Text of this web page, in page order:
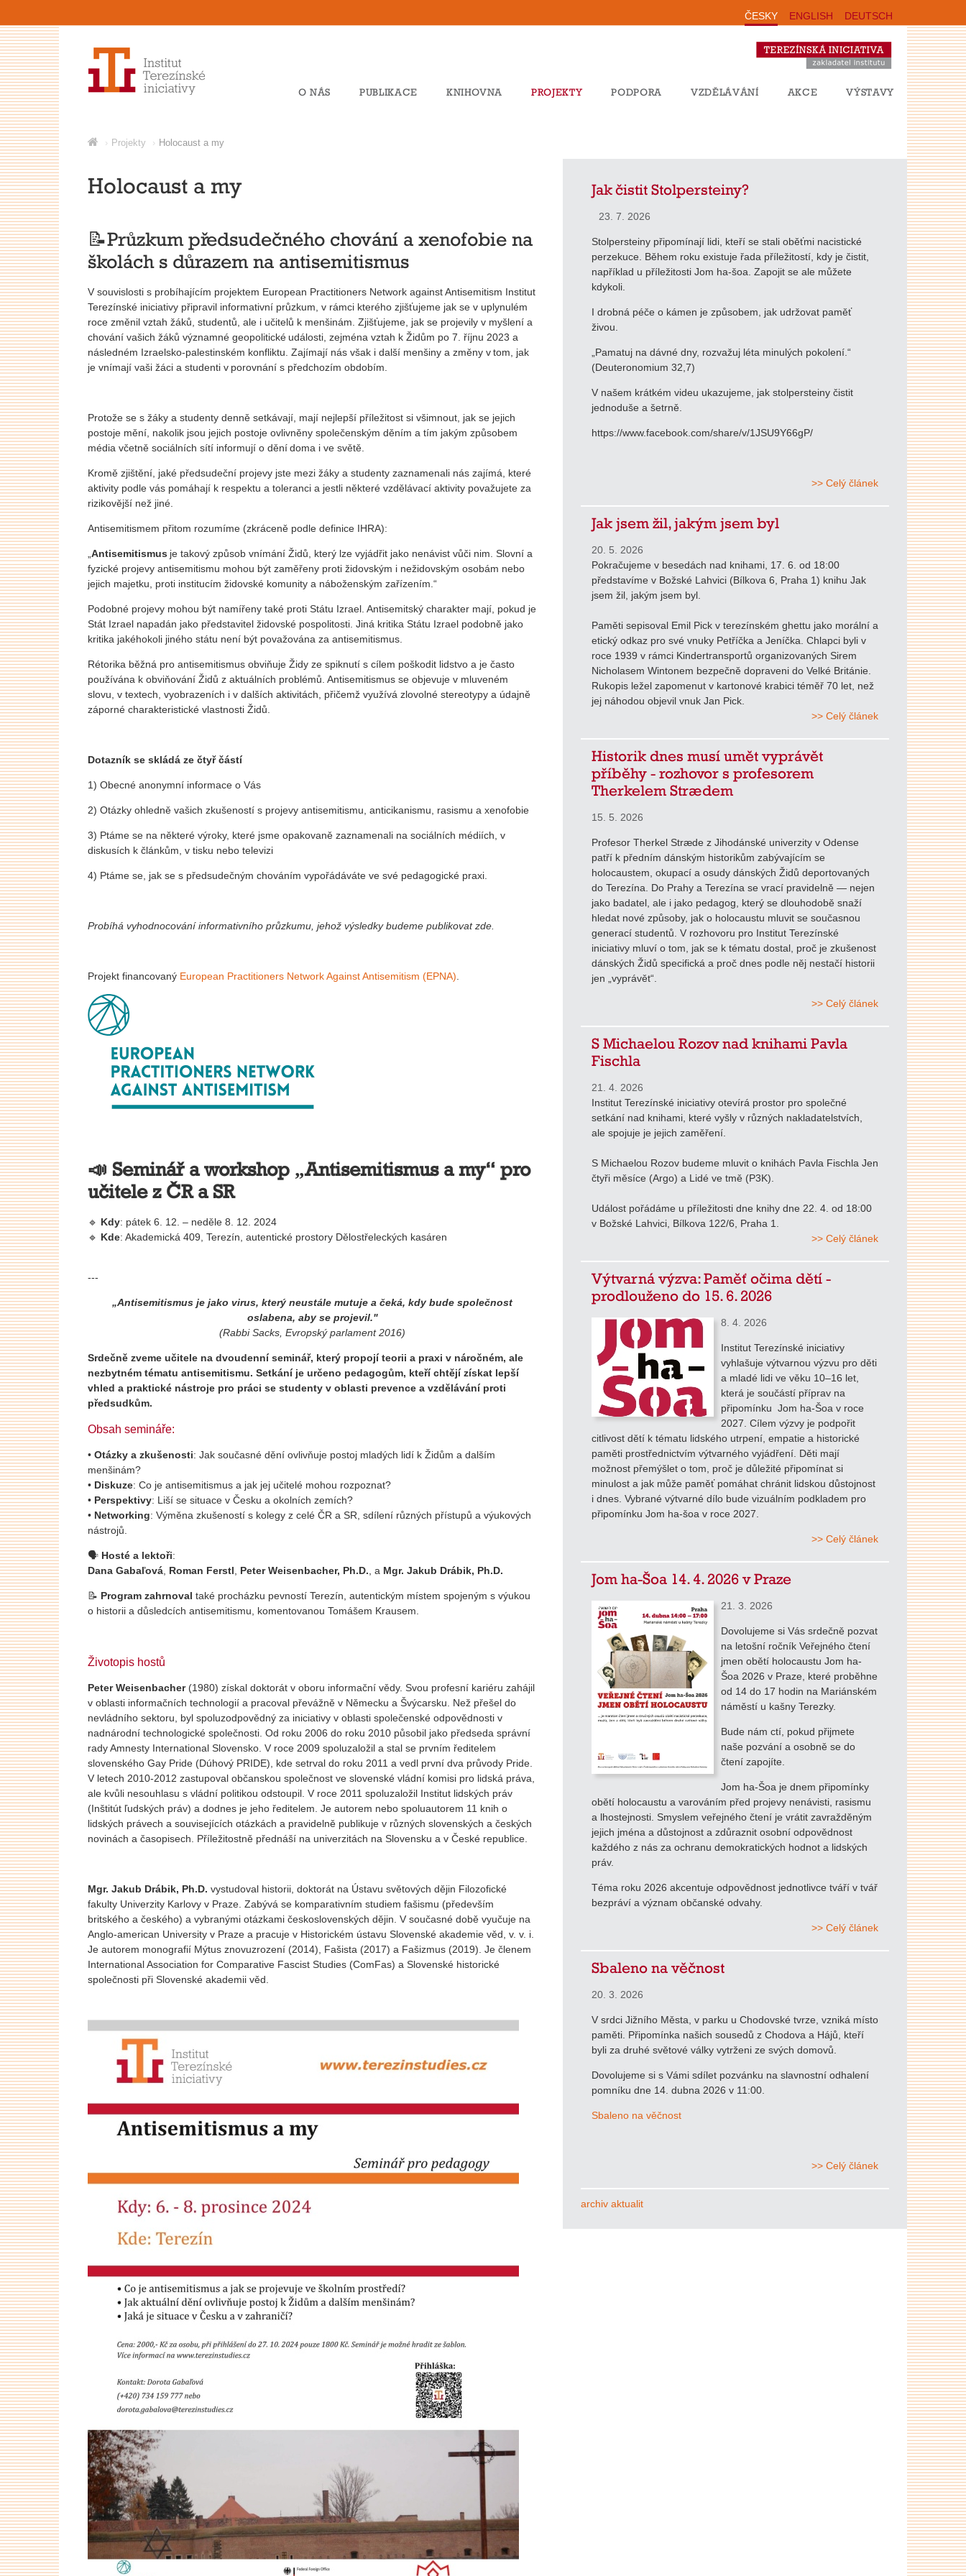
O NÁS PUBLIKACE KNIHOVNA PROJEKTY PODPORA VZDĚLÁVÁNÍ AKCE VÝSTAVY
ČESKY ENGLISH DEUTSCH
Projekty Holocaust a my
Holocaust a my
📝Průzkum předsudečného chování a xenofobie na
školách s důrazem na antisemitismus
V souvislosti s probíhajícím projektem European Practitioners Network against Antisemitism Institut
Terezínské iniciativy připravil informativní průzkum, v rámci kterého zjišťujeme jak se v uplynulém
roce změnil vztah žáků, studentů, ale i učitelů k menšinám. Zjišťujeme, jak se projevily v myšlení a
chování vašich žáků významné geopolitické události, zejména vztah k Židům po 7. říjnu 2023 a
následném Izraelsko-palestinském konfliktu. Zajímají nás však i další menšiny a změny v tom, jak
je vnímají vaši žáci a studenti v porovnání s předchozím obdobím.
Protože se s žáky a studenty denně setkávají, mají nejlepší příležitost si všimnout, jak se jejich
postoje mění, nakolik jsou jejich postoje ovlivněny společenským děním a tím jakým způsobem
média včetně sociálních sítí informují o dění doma i ve světě.
Kromě zjištění, jaké předsudeční projevy jste mezi žáky a studenty zaznamenali nás zajímá, které
aktivity podle vás pomáhají k respektu a toleranci a jestli některé vzdělávací aktivity považujete za
rizikovější než jiné.
Antisemitismem přitom rozumíme (zkráceně podle definice IHRA):
Antisemitismus je takový způsob vnímání Židů, který lze vyjádřit jako nenávist vůči nim. Slovní a
fyzické projevy antisemitismu mohou být zaměřeny proti židovským i nežidovským osobám nebo
jejich majetku, proti institucím židovské komunity a náboženským zařízením.“
Podobné projevy mohou být namířeny také proti Státu Izrael. Antisemitský charakter mají, pokud je
Stát Izrael napadán jako představitel židovské pospolitosti. Jiná kritika Státu Izrael podobně jako
kritika jakéhokoli jiného státu není být považována za antisemitismus.
Rétorika běžná pro antisemitismus obviňuje Židy ze spiknutí s cílem poškodit lidstvo a je často
používána k obviňování Židů z aktuálních problémů. Antisemitismus se objevuje v mluveném
slovu, v textech, vyobrazeních i v dalších aktivitách, přičemž využívá zlovolné stereotypy a údajně
záporné charakteristické vlastnosti Židů.
Dotazník se skládá ze čtyř částí
1) Obecné anonymní informace o Vás
2) Otázky ohledně vašich zkušeností s projevy antisemitismu, anticikanismu, rasismu a xenofobie
3) Ptáme se na některé výroky, které jsme opakovaně zaznamenali na sociálních médiích, v
diskusích k článkům, v tisku nebo televizi
4) Ptáme se, jak se s předsudečným chováním vypořádáváte ve své pedagogické praxi.
Probíhá vyhodnocování informativního průzkumu, jehož výsledky budeme publikovat zde.
Projekt financovaný European Practitioners Network Against Antisemitism (EPNA)
📣 Seminář a workshop „Antisemitismus a my“ pro
učitele z ČR a SR
🔹 Kdy: pátek 6. 12. – neděle 8. 12. 2024
🔹 Kde: Akademická 409, Terezín, autentické prostory Dělostřeleckých kasáren
---
„Antisemitismus je jako virus, který neustále mutuje a čeká, kdy bude společnost
oslabena, aby se projevil."
(Rabbi Sacks, Evropský parlament 2016)
Srdečně zveme učitele na dvoudenní seminář, který propojí teorii a praxi v náročném, ale
nezbytném tématu antisemitismu. Setkání je určeno pedagogům, kteří chtějí získat lepší
vhled a praktické nástroje pro práci se studenty v oblasti prevence a vzdělávání proti
předsudkům.
Obsah semináře:
• Otázky a zkušenosti: Jak současné dění ovlivňuje postoj mladých lidí k Židům a dalším
menšinám?
• Diskuze: Co je antisemitismus a jak jej učitelé mohou rozpoznat?
• Perspektivy: Liší se situace v Česku a okolních zemích?
• Networking: Výměna zkušeností s kolegy z celé ČR a SR, sdílení různých přístupů a výukových
nástrojů.
🗣 Hosté a lektoři:
Dana Gabaľová Roman Ferstl Peter Weisenbacher, Ph.D. , a Mgr. Jakub Drábik, Ph.D.
📝 Program zahrnoval také procházku pevností Terezín, autentickým místem spojeným s výukou
o historii a důsledcích antisemitismu, komentovanou Tomášem Krausem.
Životopis hostů
Peter Weisenbacher(1980) získal doktorát v oboru informační vědy. Svou profesní kariéru zahájil
v oblasti informačních technologií a pracoval převážně v Německu a Švýcarsku. Než přešel do
nevládního sektoru, byl spoluzodpovědný za iniciativy v oblasti společenské odpovědnosti v
nadnárodní technologické společnosti. Od roku 2006 do roku 2010 působil jako předseda správní
rady Amnesty International Slovensko. V roce 2009 spoluzaložil a stal se prvním ředitelem
slovenského Gay Pride (Dúhový PRIDE), kde setrval do roku 2011 a vedl první dva průvody Pride.
V letech 2010-2012 zastupoval občanskou společnost ve slovenské vládní komisi pro lidská práva,
ale kvůli nesouhlasu s vládní politikou odstoupil. V roce 2011 spoluzaložil Institut lidských práv
(Inštitút ľudských práv) a dodnes je jeho ředitelem. Je autorem nebo spoluautorem 11 knih o
lidských právech a souvisejících otázkách a pravidelně publikuje v různých slovenských a českých
novinách a časopisech. Příležitostně přednáší na univerzitách na Slovensku a v České republice.
Mgr. Jakub Drábik, Ph.D. vystudoval historii, doktorát na Ústavu světových dějin Filozofické
fakulty Univerzity Karlovy v Praze. Zabývá se komparativním studiem fašismu (především
britského a českého) a vybranými otázkami československých dějin. V současné době vyučuje na
Anglo-american University v Praze a pracuje v Historickém ústavu Slovenské akademie věd, v. v. i.
Je autorem monografií Mýtus znovuzrození (2014), Fašista (2017) a Fašizmus (2019). Je členem
International Association for Comparative Fascist Studies (ComFas) a Slovenské historické
společnosti při Slovenské akademii věd.
Jak čistit Stolpersteiny?
23. 7. 2026
Stolpersteiny připomínají lidi, kteří se stali oběťmi nacistické
perzekuce. Během roku existuje řada příležitostí, kdy je čistit,
například u příležitosti Jom ha-šoa. Zapojit se ale můžete
kdykoli.
I drobná péče o kámen je způsobem, jak udržovat paměť
živou.
„Pamatuj na dávné dny, rozvažuj léta minulých pokolení.“
(Deuteronomium 32,7)
V našem krátkém videu ukazujeme, jak stolpersteiny čistit
jednoduše a šetrně.
https://www.facebook.com/share/v/1JSU9Y66gP/
>> Celý článek
Jak jsem žil, jakým jsem byl
20. 5. 2026
Pokračujeme v besedách nad knihami, 17. 6. od 18:00
představíme v Božské Lahvici (Bílkova 6, Praha 1) knihu Jak
jsem žil, jakým jsem byl.
Paměti sepisoval Emil Pick v terezínském ghettu jako morální a
etický odkaz pro své vnuky Petříčka a Jeníčka. Chlapci byli v
roce 1939 v rámci Kindertransportů organizovaných Sirem
Nicholasem Wintonem bezpečně dopraveni do Velké Británie.
Rukopis ležel zapomenut v kartonové krabici téměř 70 let, než
jej náhodou objevil vnuk Jan Pick.
>> Celý článek
Historik dnes musí umět vyprávět
příběhy - rozhovor s profesorem
Therkelem Strædem
15. 5. 2026
Profesor Therkel Stræde z Jihodánské univerzity v Odense
patří k předním dánským historikům zabývajícím se
holocaustem, okupací a osudy dánských Židů deportovaných
do Terezína. Do Prahy a Terezína se vrací pravidelně — nejen
jako badatel, ale i jako pedagog, který se dlouhodobě snaží
hledat nové způsoby, jak o holocaustu mluvit se současnou
generací studentů. V rozhovoru pro Institut Terezínské
iniciativy mluví o tom, jak se k tématu dostal, proč je zkušenost
dánských Židů specifická a proč dnes podle něj nestačí historii
jen „vyprávět“.
>> Celý článek
S Michaelou Rozov nad knihami Pavla
Fischla
21. 4. 2026
Institut Terezínské iniciativy otevírá prostor pro společné
setkání nad knihami, které vyšly v různých nakladatelstvích,
ale spojuje je jejich zaměření.
S Michaelou Rozov budeme mluvit o knihách Pavla Fischla Jen
čtyři měsíce (Argo) a Lidé ve tmě (P3K).
Událost pořádáme u příležitosti dne knihy dne 22. 4. od 18:00
v Božské Lahvici, Bílkova 122/6, Praha 1.
>> Celý článek
Výtvarná výzva: Paměť očima dětí -
prodlouženo do 15. 6. 2026
8. 4. 2026
Institut Terezínské iniciativy
vyhlašuje výtvarnou výzvu pro děti
a mladé lidi ve věku 10–16 let,
která je součástí příprav na
připomínku Jom ha-Šoa v roce
2027. Cílem výzvy je podpořit
citlivost dětí k tématu lidského utrpení, empatie a historické
paměti prostřednictvím výtvarného vyjádření. Děti mají
možnost přemýšlet o tom, proč je důležité připomínat si
minulost a jak může paměť pomáhat chránit lidskou důstojnost
i dnes. Vybrané výtvarné dílo bude vizuálním podkladem pro
připomínku Jom ha-šoa v roce 2027.
>> Celý článek
Jom ha-Šoa 14. 4. 2026 v Praze
21. 3. 2026
Dovolujeme si Vás srdečně pozvat
na letošní ročník Veřejného čtení
jmen obětí holocaustu Jom ha-
Šoa 2026 v Praze, které proběhne
od 14 do 17 hodin na Mariánském
náměstí u kašny Terezky.
Bude nám ctí, pokud přijmete
naše pozvání a osobně se do
čtení zapojíte.
Jom ha-Šoa je dnem připomínky
obětí holocaustu a varováním před projevy nenávisti, rasismu
a lhostejnosti. Smyslem veřejného čtení je vrátit zavražděným
jejich jména a důstojnost a zdůraznit osobní odpovědnost
každého z nás za ochranu demokratických hodnot a lidských
práv.
Téma roku 2026 akcentuje odpovědnost jednotlivce tváří v tvář
bezpráví a význam občanské odvahy.
>> Celý článek
Sbaleno na věčnost
20. 3. 2026
V srdci Jižního Města, v parku u Chodovské tvrze, vzniká místo
paměti. Připomínka našich sousedů z Chodova a Hájů, kteří
byli za druhé světové války vytrženi ze svých domovů.
Dovolujeme si s Vámi sdílet pozvánku na slavnostní odhalení
pomníku dne 14. dubna 2026 v 11:00.
Sbaleno na věčnost
>> Celý článek
archiv aktualit